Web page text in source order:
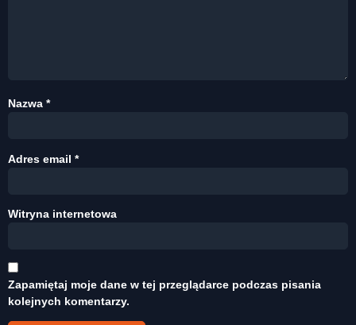
Nazwa *
Adres email *
Witryna internetowa
Zapamiętaj moje dane w tej przeglądarce podczas pisania
kolejnych komentarzy.